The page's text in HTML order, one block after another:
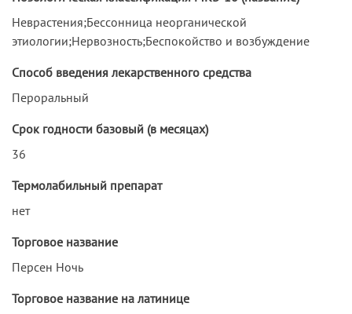
Неврастения;Бессонница неорганической
этиологии;Нервозность;Беспокойство и возбуждение
Способ введения лекарственного средства
Пероральный
Срок годности базовый (в месяцах)
36
Термолабильный препарат
нет
Торговое название
Персен Ночь
Торговое название на латинице